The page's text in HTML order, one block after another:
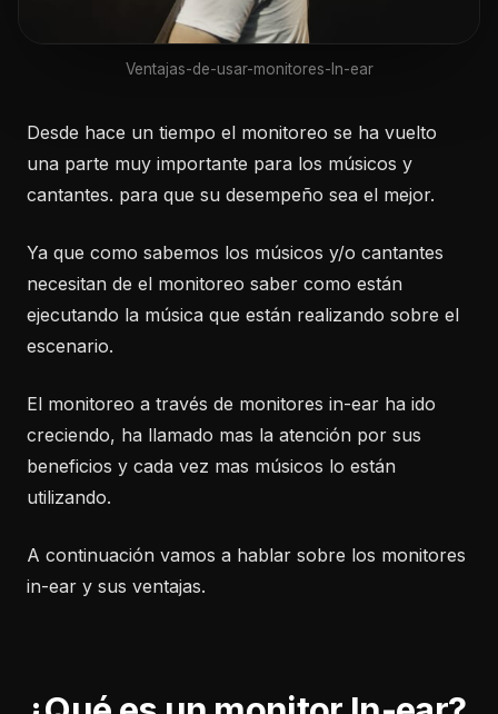
Ventajas-de-usar-monitores-In-ear
Desde hace un tiempo el monitoreo se ha vuelto
una parte muy importante para los músicos y
cantantes. para que su desempeño sea el mejor.
Ya que como sabemos los músicos y/o cantantes
necesitan de el monitoreo saber como están
ejecutando la música que están realizando sobre el
escenario.
El monitoreo a través de monitores in-ear ha ido
creciendo, ha llamado mas la atención por sus
beneficios y cada vez mas músicos lo están
utilizando.
A continuación vamos a hablar sobre los monitores
in-ear y sus ventajas.